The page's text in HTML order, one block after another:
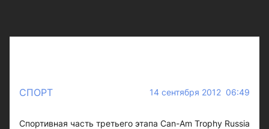
СПОРТ 14 сентября 2012 06:49
Спортивная часть третьего этапа Can-Am Trophy Russia